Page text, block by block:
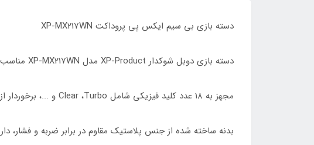
دسته بازی بی سیم ایکس پی پروداکت XP-MX217WN
دسته بازی دوبل شوکدار XP-Product مدل XP-MX217WN مناسب برای کامپیوتر و نوت بوک
مجهز به 18 عدد کلید فیزیکی شامل Clear ،Turbo و ...، برخوردار از چراغ LED به منظور نمایش وضعیت کارکرد دستگاه
بدنه ساخته شده از جنس پلاستیک مقاوم در برابر ضربه و